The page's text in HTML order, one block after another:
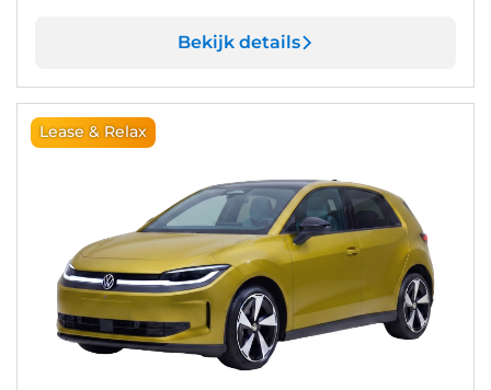
Bekijk details
Lease & Relax